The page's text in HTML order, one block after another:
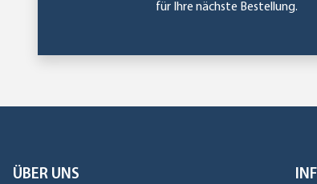
für Ihre nächste Bestellung.
ÜBER UNS